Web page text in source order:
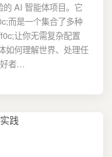
AI 智能体项目。它
而是一个集合了多种
让你无需复杂配置
如何理解世界、处理任
好者…